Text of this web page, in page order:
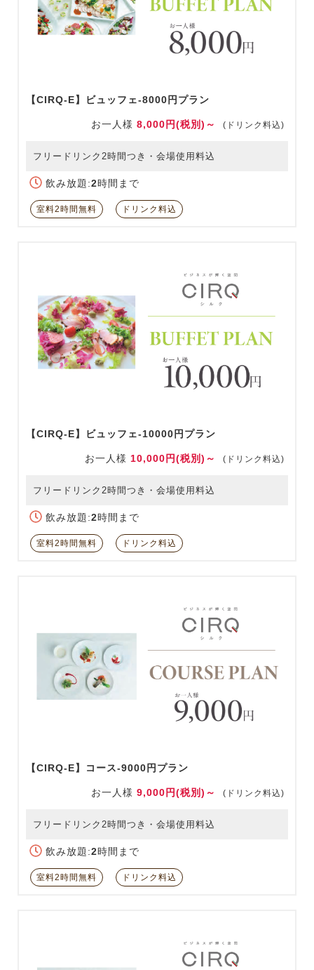
【CIRQ-E】ビュッフェ-8000円プラン
お一人様 8,000円(税別)～ (ドリンク料込)
フリードリンク2時間つき・会場使用料込
飲み放題:2時間まで
室料2時間無料 ドリンク料込
【CIRQ-E】ビュッフェ-10000円プラン
お一人様 10,000円(税別)～ (ドリンク料込)
フリードリンク2時間つき・会場使用料込
飲み放題:2時間まで
室料2時間無料 ドリンク料込
【CIRQ-E】コース-9000円プラン
お一人様 9,000円(税別)～ (ドリンク料込)
フリードリンク2時間つき・会場使用料込
飲み放題:2時間まで
室料2時間無料 ドリンク料込